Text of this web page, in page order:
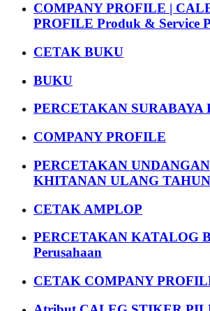
COMPANY PROFILE |
PROFILE Produk & Service
CETAK BUKU
BUKU
PERCETAKAN SURABAYA
COMPANY PROFILE
PERCETAKAN
KHITANAN ULANG
CETAK AMPLOP
PERCETAKAN KATALOG
Perusahaan
CETAK COMPANY